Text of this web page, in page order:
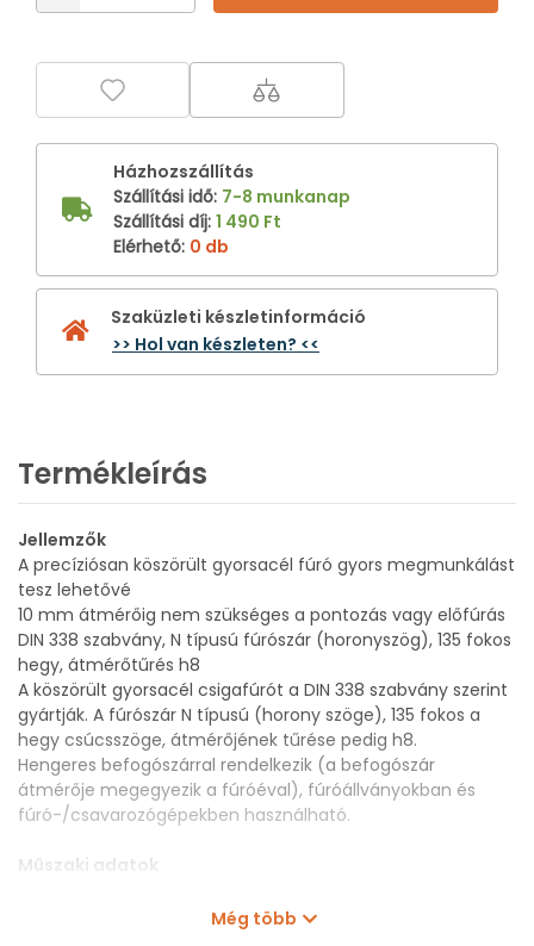
Házhozszállítás
Szállítási idő: 7-8 munkanap
Szállítási díj: 1 490 Ft
Elérhető: 0 db
Szaküzleti készletinformáció
>> Hol van készleten? <<
Termékleírás
Jellemzők
A precíziósan köszörült gyorsacél fúró gyors megmunkálást
tesz lehetővé
10 mm átmérőig nem szükséges a pontozás vagy előfúrás
DIN 338 szabvány, N típusú fúrószár (horonyszög), 135 fokos
hegy, átmérőtűrés h8
A köszörült gyorsacél csigafúrót a DIN 338 szabvány szerint
gyártják. A fúrószár N típusú (horony szöge), 135 fokos a
hegy csúcsszöge, átmérőjének tűrése pedig h8.
Hengeres befogószárral rendelkezik (a befogószár
átmérője megegyezik a fúróéval), fúróállványokban és
fúró-/csavarozógépekben használható.
Műszaki adatok
Még több